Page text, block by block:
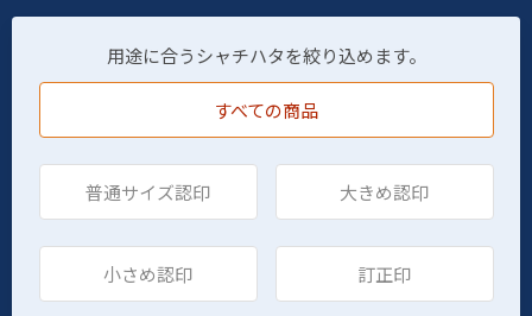
用途に合うシャチハタを絞り込めます。
すべての商品
普通サイズ認印 大きめ認印
小さめ認印 訂正印